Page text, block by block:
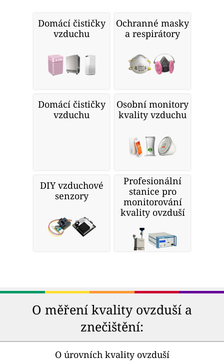
Domácí čističky
vzduchu
Ochranné masky
a respirátory
Domácí čističky
vzduchu
Osobní monitory
kvality vzduchu
DIY vzduchové
senzory
Profesionální
stanice pro
monitorování
kvality ovzduší
O měření kvality ovzduší a
znečištění:
O úrovních kvality ovzduší